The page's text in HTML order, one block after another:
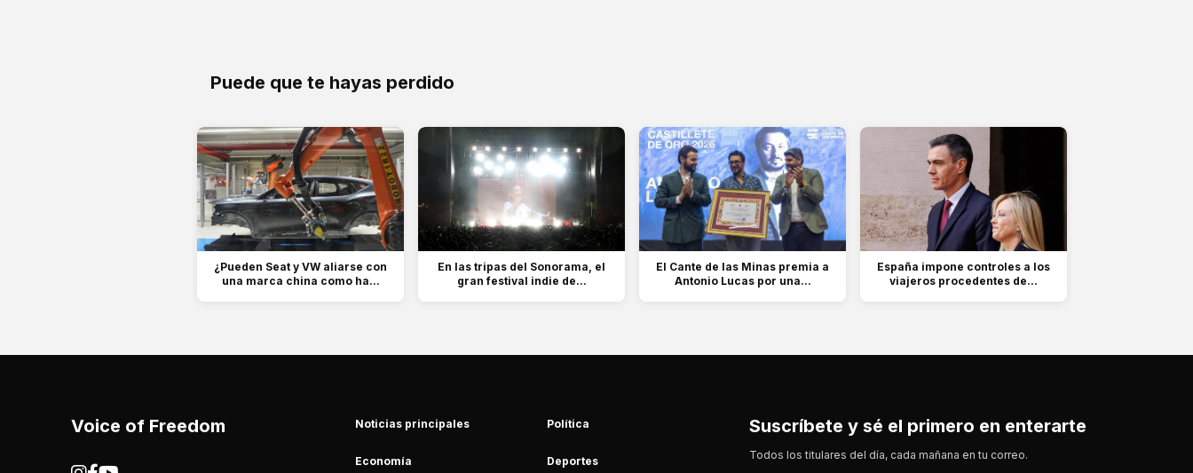
Puede que te hayas perdido
¿Pueden Seat y VW aliarse con
una marca china como ha...
En las tripas del Sonorama, el
gran festival indie de...
El Cante de las Minas premia a
Antonio Lucas por una...
España impone controles a los
viajeros procedentes de...
Voice of Freedom Noticias principales Política
Economía Deportes
Suscríbete y sé el primero en enterarte
Todos los titulares del día, cada mañana en tu correo.